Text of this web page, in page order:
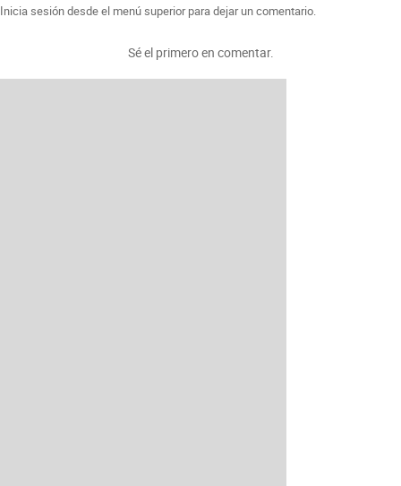
Inicia sesión desde el menú superior para dejar un comentario.
Sé el primero en comentar.